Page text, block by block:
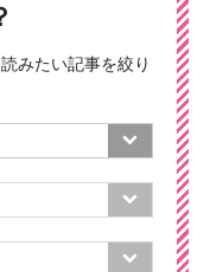
みたい記事を絞り